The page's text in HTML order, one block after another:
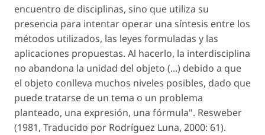
encuentro de disciplinas, sino que utiliza su
presencia para intentar operar una síntesis entre los
métodos utilizados, las leyes formuladas y las
aplicaciones propuestas. Al hacerlo, la interdisciplina
no abandona la unidad del objeto (...) debido a que
el objeto conlleva muchos niveles posibles, dado que
puede tratarse de un tema o un problema
planteado, una expresión, una fórmula". Resweber
(1981, Traducido por Rodríguez Luna, 2000: 61).